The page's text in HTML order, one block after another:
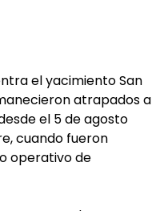
el yacimiento San
atrapados a
el 5 de agosto
cuando fueron
operativo de